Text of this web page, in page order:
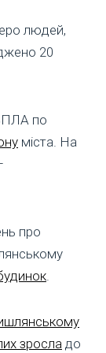
людей,
20
по
міста. На
про
зросла до